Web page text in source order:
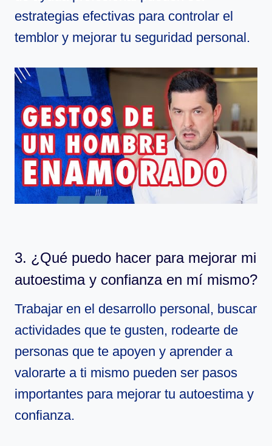
estrategias efectivas para controlar el
temblor y mejorar tu seguridad personal.
3. ¿Qué puedo hacer para mejorar mi
autoestima y confianza en mí mismo?
Trabajar en el desarrollo personal, buscar
actividades que te gusten, rodearte de
personas que te apoyen y aprender a
valorarte a ti mismo pueden ser pasos
importantes para mejorar tu autoestima y
confianza.